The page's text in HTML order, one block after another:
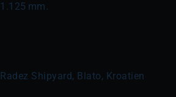
1.125 mm.
Radez Shipyard, Blato, Kroatien